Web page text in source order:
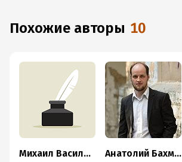
Похожие авторы 10
Михаил Василенко Анатолий Бахметьев